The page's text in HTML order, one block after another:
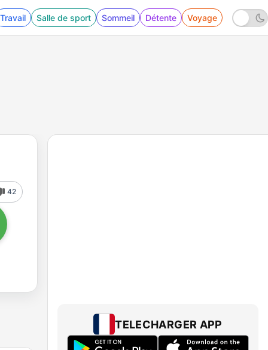
Travail Salle de sport Sommeil Détente Voyage
42
TELECHARGER APP